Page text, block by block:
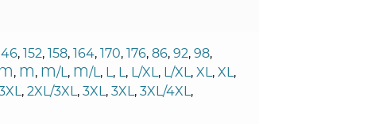
, 152, 158, 164, 170, 176, 86, 92, 98,
, M, M/L, M/L, L, L, L/XL, L/XL, XL, XL,
, 2XL/3XL, 3XL, 3XL, 3XL/4XL,